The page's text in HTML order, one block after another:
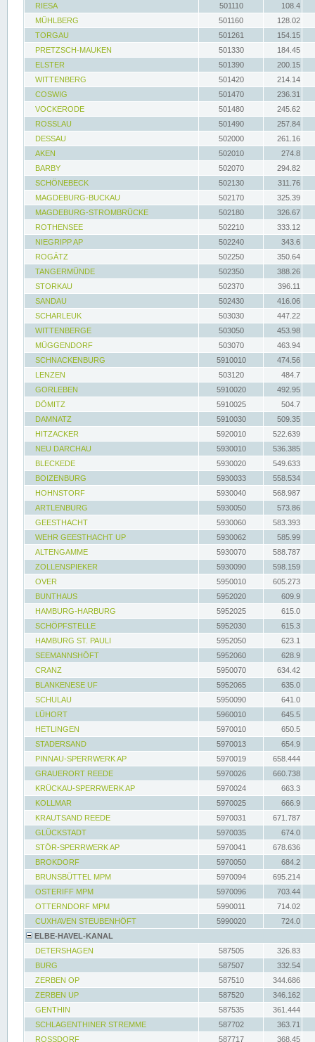
RIESA
501110
108.4
MÜHLBERG
501160
128.02
TORGAU
501261
154.15
PRETZSCH-MAUKEN
501330
184.45
ELSTER
501390
200.15
WITTENBERG
501420
214.14
COSWIG
501470
236.31
VOCKERODE
501480
245.62
ROSSLAU
501490
257.84
DESSAU
502000
261.16
AKEN
502010
274.8
BARBY
502070
294.82
SCHÖNEBECK
502130
311.76
MAGDEBURG-BUCKAU
502170
325.39
MAGDEBURG-STROMBRÜCKE
502180
326.67
ROTHENSEE
502210
333.12
NIEGRIPP AP
502240
343.6
ROGÄTZ
502250
350.64
TANGERMÜNDE
502350
388.26
STORKAU
502370
396.11
SANDAU
502430
416.06
SCHARLEUK
503030
447.22
WITTENBERGE
503050
453.98
MÜGGENDORF
503070
463.94
SCHNACKENBURG
5910010
474.56
LENZEN
503120
484.7
GORLEBEN
5910020
492.95
DÖMITZ
5910025
504.7
DAMNATZ
5910030
509.35
HITZACKER
5920010
522.639
NEU DARCHAU
5930010
536.385
BLECKEDE
5930020
549.633
BOIZENBURG
5930033
558.534
HOHNSTORF
5930040
568.987
ARTLENBURG
5930050
573.86
GEESTHACHT
5930060
583.393
WEHR GEESTHACHT UP
5930062
585.99
ALTENGAMME
5930070
588.787
ZOLLENSPIEKER
5930090
598.159
OVER
5950010
605.273
BUNTHAUS
5952020
609.9
HAMBURG-HARBURG
5952025
615.0
SCHÖPFSTELLE
5952030
615.3
HAMBURG ST. PAULI
5952050
623.1
SEEMANNSHÖFT
5952060
628.9
CRANZ
5950070
634.42
BLANKENESE UF
5952065
635.0
SCHULAU
5950090
641.0
LÜHORT
5960010
645.5
HETLINGEN
5970010
650.5
STADERSAND
5970013
654.9
PINNAU-SPERRWERK AP
5970019
658.444
GRAUERORT REEDE
5970026
660.738
KRÜCKAU-SPERRWERK AP
5970024
663.3
KOLLMAR
5970025
666.9
KRAUTSAND REEDE
5970031
671.787
GLÜCKSTADT
5970035
674.0
STÖR-SPERRWERK AP
5970041
678.636
BROKDORF
5970050
684.2
BRUNSBÜTTEL MPM
5970094
695.214
OSTERIFF MPM
5970096
703.44
OTTERNDORF MPM
5990011
714.02
CUXHAVEN STEUBENHÖFT
5990020
724.0
ELBE-HAVEL-KANAL
DETERSHAGEN
587505
326.83
BURG
587507
332.54
ZERBEN OP
587510
344.686
ZERBEN UP
587520
346.162
GENTHIN
587535
361.444
SCHLAGENTHINER STREMME
587702
363.71
ROSSDORF
587717 368.45